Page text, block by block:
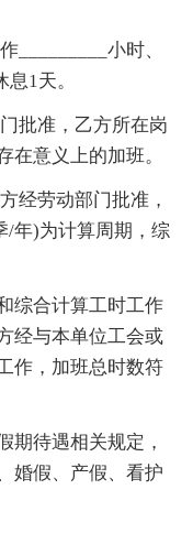
_________小时、
1天。
批准，乙方所在岗
在意义上的加班。
经劳动部门批准，
/年)为计算周期，综
综合计算工时工作
经与本单位工会或
作，加班总时数符
期待遇相关规定，
婚假、产假、看护